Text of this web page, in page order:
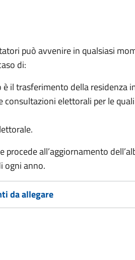
può avvenire in qualsiasi
di:
il trasferimento della residenza
elettorali per le
all’aggiornamento
ogni anno.
da allegare